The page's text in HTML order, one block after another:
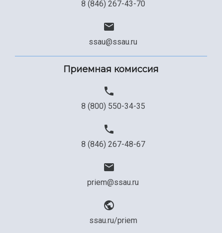
Сведения об образовательной организации
Официальные документы
8 (846) 267-43-70
ssau@ssau.ru
Приемная комиссия
8 (800) 550-34-35
8 (846) 267-48-67
priem@ssau.ru
ssau.ru/priem